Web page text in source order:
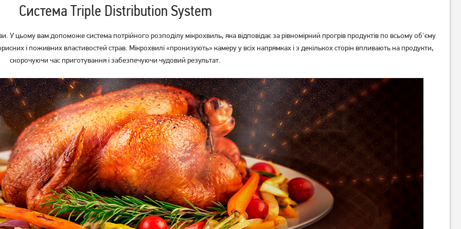
Система Triple Distribution System
У цьому вам допоможе система потрійного розподілу мікрохвиль, яка відповідає за рівномірний прогрів продуктів по всьому об'єму
і поживних властивостей страв. Мікрохвилі «пронизують» камеру у всіх напрямках і з декількох сторін впливають на продукти,
скорочуючи час приготування і забезпечуючи чудовий результат.